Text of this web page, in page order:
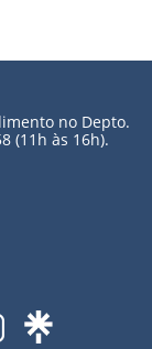
no Depto.
(11h às 16h).